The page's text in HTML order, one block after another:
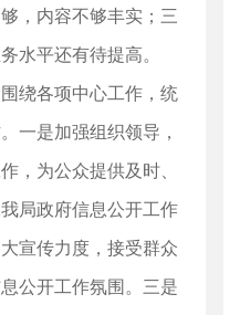
，内容不够丰实；三
水平还有待提高。
各项中心工作，统
一是加强组织领导，
，为公众提供及时、
局政府信息公开工作
宣传力度，接受群众
公开工作氛围。三是